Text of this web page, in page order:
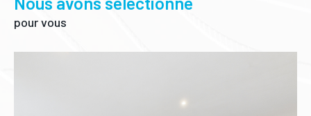
pour vous